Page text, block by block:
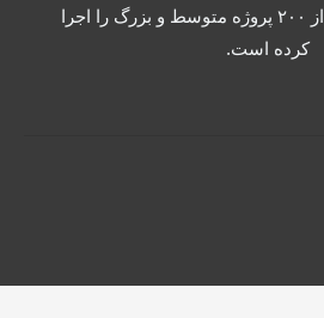
مکو در مجموع بیش از ۲۰۰ پروژه متوسط و بزرگ را اجرا
کرده است.